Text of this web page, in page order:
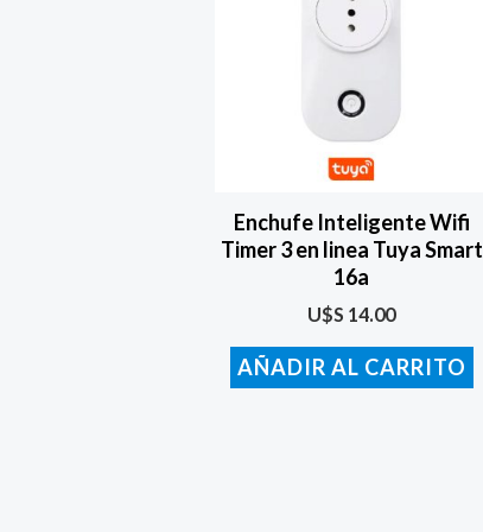
Enchufe Inteligente Wifi
Timer 3 en linea Tuya Smart
16a
U$S 14.00
AÑADIR AL CARRITO